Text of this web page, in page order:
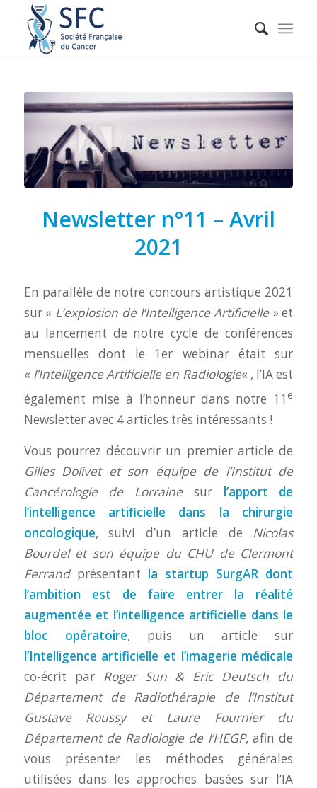
Newsletter n°11 – Avril
2021
En parallèle de notre concours artistique 2021
sur « L’explosion de l’Intelligence Artificielle» et
au lancement de notre cycle de conférences
mensuelles dont le 1er webinar était sur
« l’Intelligence Artificielle en Radiologie« , l’IA est
également mise à l’honneur dans notre 11 e
Newsletter avec 4 articles très intéressants !
Vous pourrez découvrir un premier article de
Gilles Dolivet et son équipe de l’Institut de
Cancérologie de Lorrainesurl’apport de
l’intelligence artificielle dans la chirurgie
oncologique, suivi d’un article de Nicolas
Bourdel et son équipe du CHU de Clermont
Ferrandprésentant la startup SurgAR dont
l’ambition est de faire entrer la réalité
augmentée et l’intelligence artificielle dans le
bloc opératoire, puis un article sur
l’Intelligence artificielle et l’imagerie médicale
co-écrit par
Roger Sun & Eric Deutsch du
Département de Radiothérapie de l’Institut
Gustave Roussy et Laure Fournier du
Département de Radiologie de l’HEGP, afin de
vous présenter les méthodes générales
utilisées dans les approches basées sur l’IA